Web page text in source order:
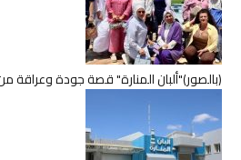
(بالصور)"ألبان المنارة" قصة جودة وعراقة